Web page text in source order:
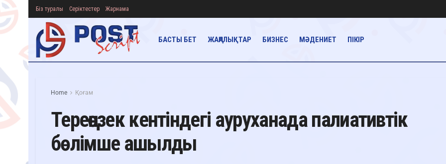
Біз туралы Серіктестер Жарнама
БАСТЫ БЕТ ЖАҢАЛЫҚТАР БИЗНЕС МӘДЕНИЕТ ПІКІР
Home Қоғам
Тереңөзек кентіндегі ауруханада палиативтік
бөлімше ашылды